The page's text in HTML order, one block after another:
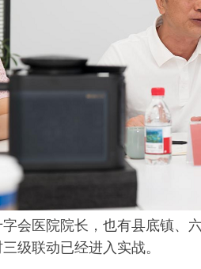
会医院院长，也有县底镇、
级联动已经进入实战。